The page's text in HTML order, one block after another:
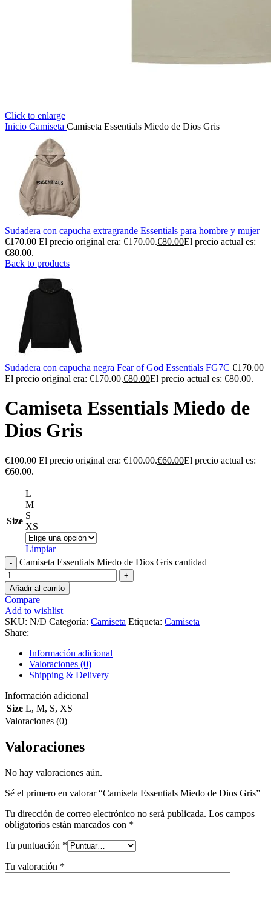
Click to enlarge
Inicio Camiseta Camiseta Essentials Miedo de Dios Gris
Sudadera con capucha extragrande Essentials para hombre y mujer
€170.00 El precio original era: €170.00.€80.00El precio actual es:
€80.00.
Back to products
Sudadera con capucha negra Fear of God Essentials FG7C €170.00
El precio original era: €170.00.€80.00El precio actual es: €80.00.
Camiseta Essentials Miedo de
Dios Gris
€100.00 El precio original era: €100.00.€60.00El precio actual es:
€60.00.
Size
L
M
S
XS
Limpiar
Camiseta Essentials Miedo de Dios Gris cantidad
Añadir al carrito
Compare
Add to wishlist
SKU: N/D Categoría: Camiseta Etiqueta: Camiseta
Share:
Información adicional
Valoraciones (0)
Shipping & Delivery
Información adicional
Size L, M, S, XS
Valoraciones (0)
Valoraciones
No hay valoraciones aún.
Sé el primero en valorar “Camiseta Essentials Miedo de Dios Gris”
Tu dirección de correo electrónico no será publicada. Los campos
obligatorios están marcados con *
Tu puntuación *
Tu valoración *